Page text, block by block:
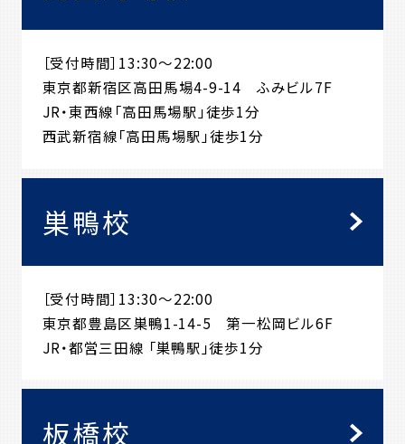
［受付時間］13:30～22:00
東京都新宿区高田馬場4-9-14 ふみビル7F
JR・東西線「高田馬場駅」徒歩1分
西武新宿線「高田馬場駅」徒歩1分
巣鴨校
［受付時間］13:30～22:00
東京都豊島区巣鴨1-14-5 第一松岡ビル6F
JR・都営三田線 「巣鴨駅」徒歩1分
板橋校